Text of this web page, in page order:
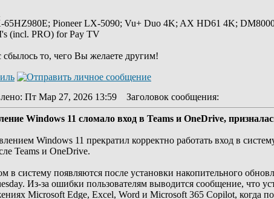
65HZ980E; Pioneer LX-5090; Vu+ Duo 4K; AX HD61 4K;
(incl. PRO) for Pay TV
то, чего Вы желаете другим!
: Пт Мар 27, 2026 13:59 Заголовок сообщения:
Windows 11 сломало вход в Teams и OneDrive,
Windows 11 прекратил корректно работать вход в
Teams и OneDrive.
в систему появляются после установки накопительного
Из-за ошибки пользователям выводится сообщение, что
Microsoft Edge, Excel, Word и Microsoft 365 Copilot, когда